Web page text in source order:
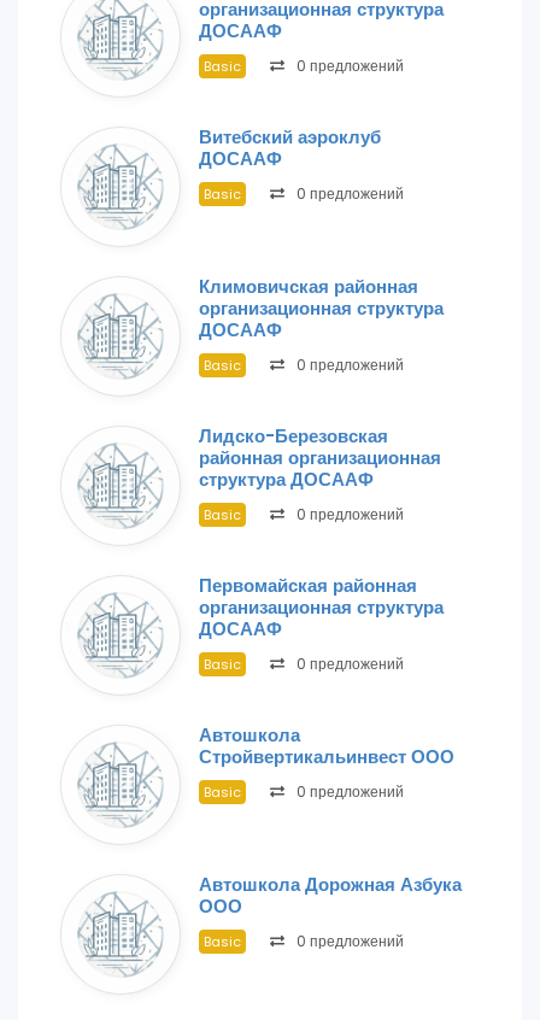
организационная структура
ДОСААФ
Basic 0 предложений
Витебский аэроклуб
ДОСААФ
Basic 0 предложений
Климовичская районная
организационная структура
ДОСААФ
Basic 0 предложений
Лидско-Березовская
районная организационная
структура ДОСААФ
Basic 0 предложений
Первомайская районная
организационная структура
ДОСААФ
Basic 0 предложений
Автошкола
Стройвертикальинвест ООО
Basic 0 предложений
Автошкола Дорожная Азбука
ООО
Basic 0 предложений